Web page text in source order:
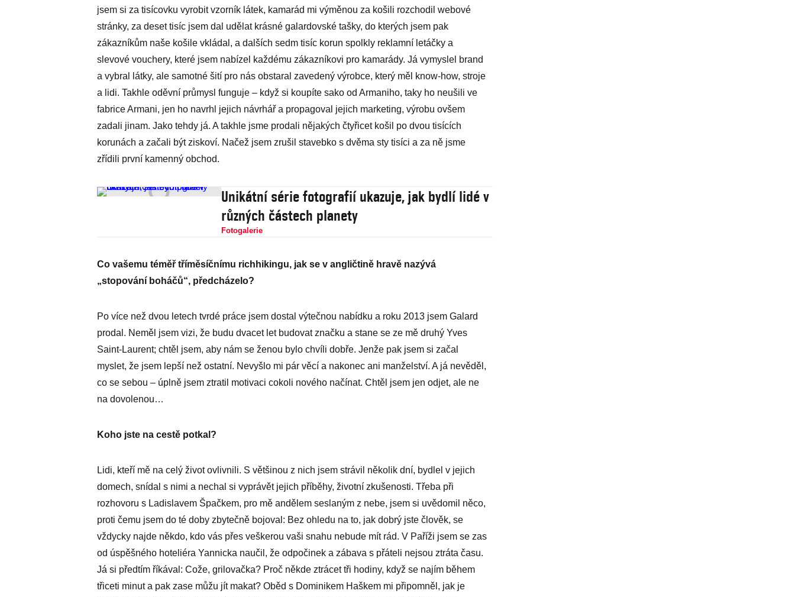
jsem si za tisícovku vyrobit vzorník látek, kamarád mi výměnou za košili rozchodil webové
stránky, za deset tisíc jsem dal udělat krásné galardovské tašky, do kterých jsem pak
zákazníkům naše košile vkládal, a dalších sedm tisíc korun spolkly reklamní letáčky a
slevové vouchery, které jsem nabízel každému zákazníkovi pro kamarády. Já vymyslel brand
a vybral látky, ale samotné šití pro nás obstaral zavedený výrobce, který měl know-how, stroje
a lidi. Takhle oděvní průmysl funguje – když si koupíte sako od Armaniho, taky ho neušili ve
fabrice Armani, jen ho navrhl jejich návrhář a propagoval jejich marketing, výrobu ovšem
zadali jinam. Jako tehdy já. A takhle jsme prodali nějakých čtyřicet košil po dvou tisících
korunách a začali být ziskoví. Načež jsem zrušil stavebko s dvěma sty tisíci a za ně jsme
zřídili první kamenný obchod.
Unikátní série fotografií ukazuje, jak bydlí lidé v
různých částech planety
Fotogalerie
Co vašemu téměř tříměsíčnímu richhikingu, jak se v angličtině hravě nazývá
„stopování boháčů“, předcházelo?
Po více než dvou letech tvrdé práce jsem dostal výtečnou nabídku a roku 2013 jsem Galard
prodal. Neměl jsem vizi, že budu dvacet let budovat značku a stane se ze mě druhý Yves
Saint-Laurent; chtěl jsem, aby nám se ženou bylo chvíli dobře. Jenže pak jsem si začal
myslet, že jsem lepší než ostatní. Nevyšlo mi pár věcí a nakonec ani manželství. A já nevěděl,
co se sebou – úplně jsem ztratil motivaci cokoli nového načínat. Chtěl jsem jen odjet, ale ne
na dovolenou…
Koho jste na cestě potkal?
Lidi, kteří mě na celý život ovlivnili. S většinou z nich jsem strávil několik dní, bydlel v jejich
domech, snídal s nimi a nechal si vyprávět jejich příběhy, životní zkušenosti. Třeba při
rozhovoru s Ladislavem Špačkem, pro mě andělem seslaným z nebe, jsem si uvědomil něco,
proti čemu jsem do té doby zbytečně bojoval: Bez ohledu na to, jak dobrý jste člověk, se
vždycky najde někdo, kdo vás přes veškerou vaši snahu nebude mít rád. V Paříži jsem se zas
od úspěšného hoteliéra Yannicka naučil, že odpočinek a zábava s přáteli nejsou ztráta času.
Já si předtím říkával: Cože, grilovačka? Proč někde ztrácet tři hodiny, když se najím během
třiceti minut a pak zase můžu jít makat? Oběd s Dominikem Haškem mi připomněl, jak je